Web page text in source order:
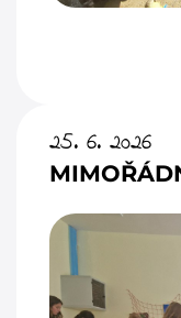
25. 6. 2026